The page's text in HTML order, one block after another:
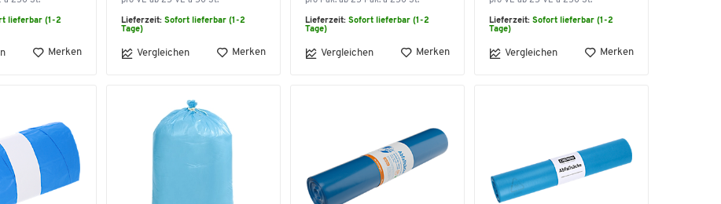
lieferbar (1-2
Merken
Lieferzeit: Sofort lieferbar (1-2
Tage)
Vergleichen Merken
Lieferzeit: Sofort lieferbar (1-2
Tage)
Vergleichen Merken
Lieferzeit: Sofort lieferbar (1-2
Tage)
Vergleichen Merken